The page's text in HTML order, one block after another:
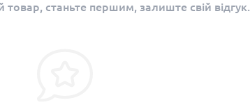
товар, станьте першим, залиште свій відгук.